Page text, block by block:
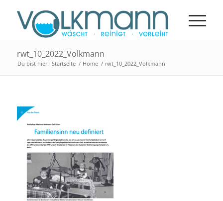
rwt_10_2022_Volkmann
Du bist hier: Startseite / Home / rwt_10_2022_Volkmann